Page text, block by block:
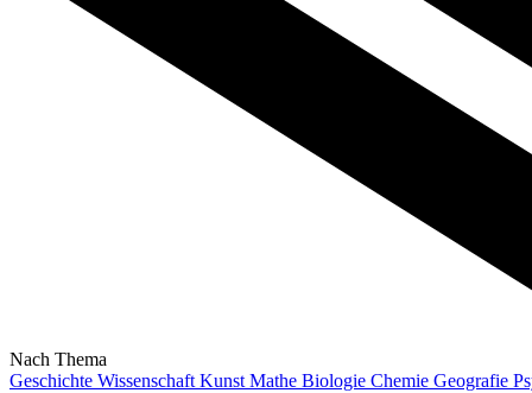
Nach Thema
Geschichte Wissenschaft Kunst Mathe Biologie Chemie Geografie